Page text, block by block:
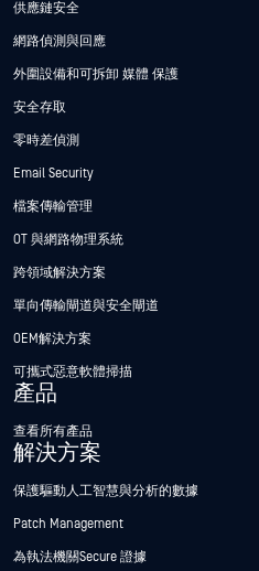
供應鏈安全
網路偵測與回應
外圍設備和可拆卸 媒體 保護
安全存取
零時差偵測
Email Security
檔案傳輸管理
OT 與網路物理系統
跨領域解決方案
單向傳輸閘道與安全閘道
OEM解決方案
可攜式惡意軟體掃描
產品
查看所有產品
解決方案
保護驅動人工智慧與分析的數據
Patch Management
為執法機關Secure 證據